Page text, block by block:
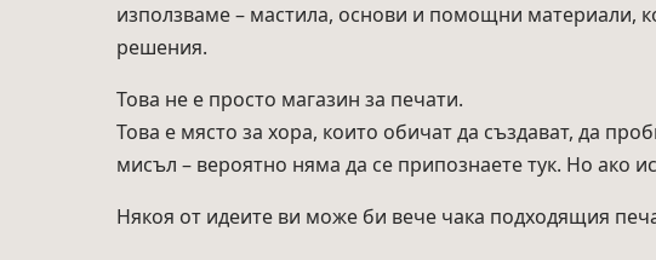
използваме – мастила, основи и помощни материали,
решения.
Това не е просто магазин за печати.
Това е място за хора, които обичат да създават, да
мисъл – вероятно няма да се припознаете тук. Но ако
Някоя от идеите ви може би вече чака подходящия